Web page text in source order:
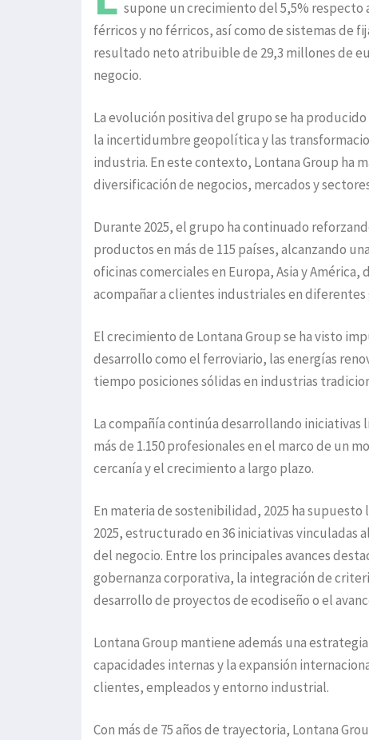
supone un crecimiento del 5,5%
férricos y no férricos, así como de sistemas de
resultado neto atribuible de 29,3 millones de
negocio.
La evolución positiva del grupo se ha
la incertidumbre geopolítica y las
industria. En este contexto, Lontana Group ha
diversificación de negocios, mercados y
Durante 2025, el grupo ha continuado
productos en más de 115 países, alcanzando
oficinas comerciales en Europa, Asia y
acompañar a clientes industriales en diferentes
El crecimiento de Lontana Group se ha visto
desarrollo como el ferroviario, las energías
tiempo posiciones sólidas en industrias
La compañía continúa desarrollando
más de 1.150 profesionales en el marco de un
cercanía y el crecimiento a largo plazo.
En materia de sostenibilidad, 2025 ha
2025, estructurado en 36 iniciativas
del negocio. Entre los principales avances
gobernanza corporativa, la integración de
desarrollo de proyectos de ecodiseño o el
Lontana Group mantiene además una
capacidades internas y la expansión
clientes, empleados y entorno industrial.
Con más de 75 años de trayectoria, Lontana